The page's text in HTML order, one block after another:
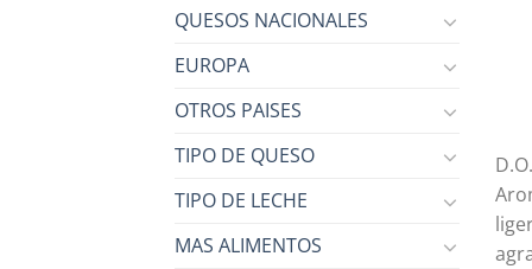
QUESOS NACIONALES
EUROPA
OTROS PAISES
TIPO DE QUESO
TIPO DE LECHE
MAS ALIMENTOS